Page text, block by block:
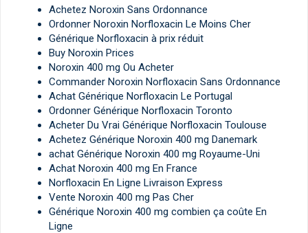
Achetez Noroxin Sans Ordonnance
Ordonner Noroxin Norfloxacin Le Moins Cher
Générique Norfloxacin à prix réduit
Buy Noroxin Prices
Noroxin 400 mg Ou Acheter
Commander Noroxin Norfloxacin Sans Ordonnance
Achat Générique Norfloxacin Le Portugal
Ordonner Générique Norfloxacin Toronto
Acheter Du Vrai Générique Norfloxacin Toulouse
Achetez Générique Noroxin 400 mg Danemark
achat Générique Noroxin 400 mg Royaume-Uni
Achat Noroxin 400 mg En France
Norfloxacin En Ligne Livraison Express
Vente Noroxin 400 mg Pas Cher
Générique Noroxin 400 mg combien ça coûte En
Ligne